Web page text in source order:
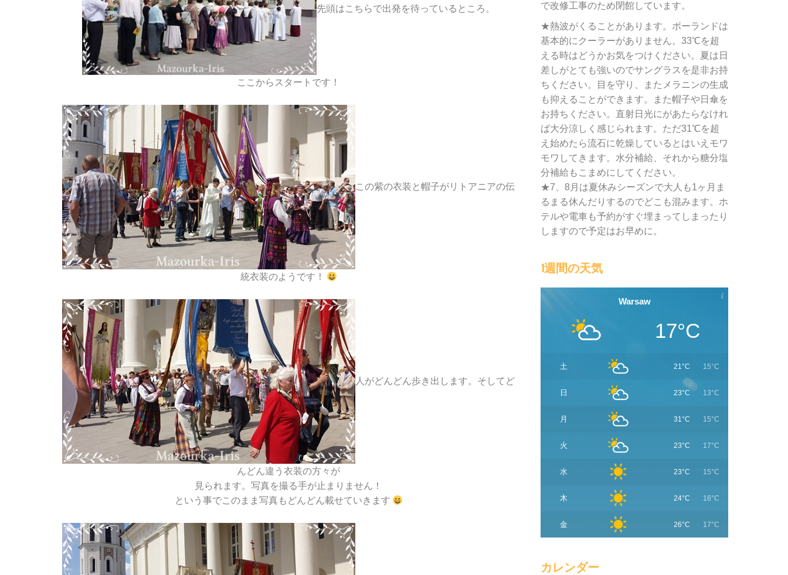
先頭はこちらで出発を待っているところ。
ここからスタートです！
この紫の衣装と帽子がリトアニアの伝
統衣装のようです！
人がどんどん歩き出します。そしてど
んどん違う衣装の方々が
見られます。写真を撮る手が止まりません！
という事でこのまま写真もどんどん載せていきます
で改修工事のため閉館しています。
★熱波がくることがあります。ポーランドは
基本的にクーラーがありません。33℃を超
える時はどうかお気をつけください。夏は日
差しがとても強いのでサングラスを是非お持
ちください。目を守り、またメラニンの生成
も抑えることができます。また帽子や日傘を
お持ちください。直射日光にがあたらなけれ
ば大分涼しく感じられます。ただ31℃を超
え始めたら流石に乾燥しているとはいえモワ
モワしてきます。水分補給、それから糖分塩
分補給もこまめにしてください。
★7、8月は夏休みシーズンで大人も1ヶ月ま
るまる休んだりするのでどこも混みます。ホ
テルや電車も予約がすぐ埋まってしまったり
しますので予定はお早めに。
1週間の天気
Warsaw
17°C
土 21°C 15°C
日 23°C 13°C
月 31°C 15°C
火 23°C 17°C
水 23°C 15°C
木 24°C 16°C
金 26°C 17°C
カレンダー